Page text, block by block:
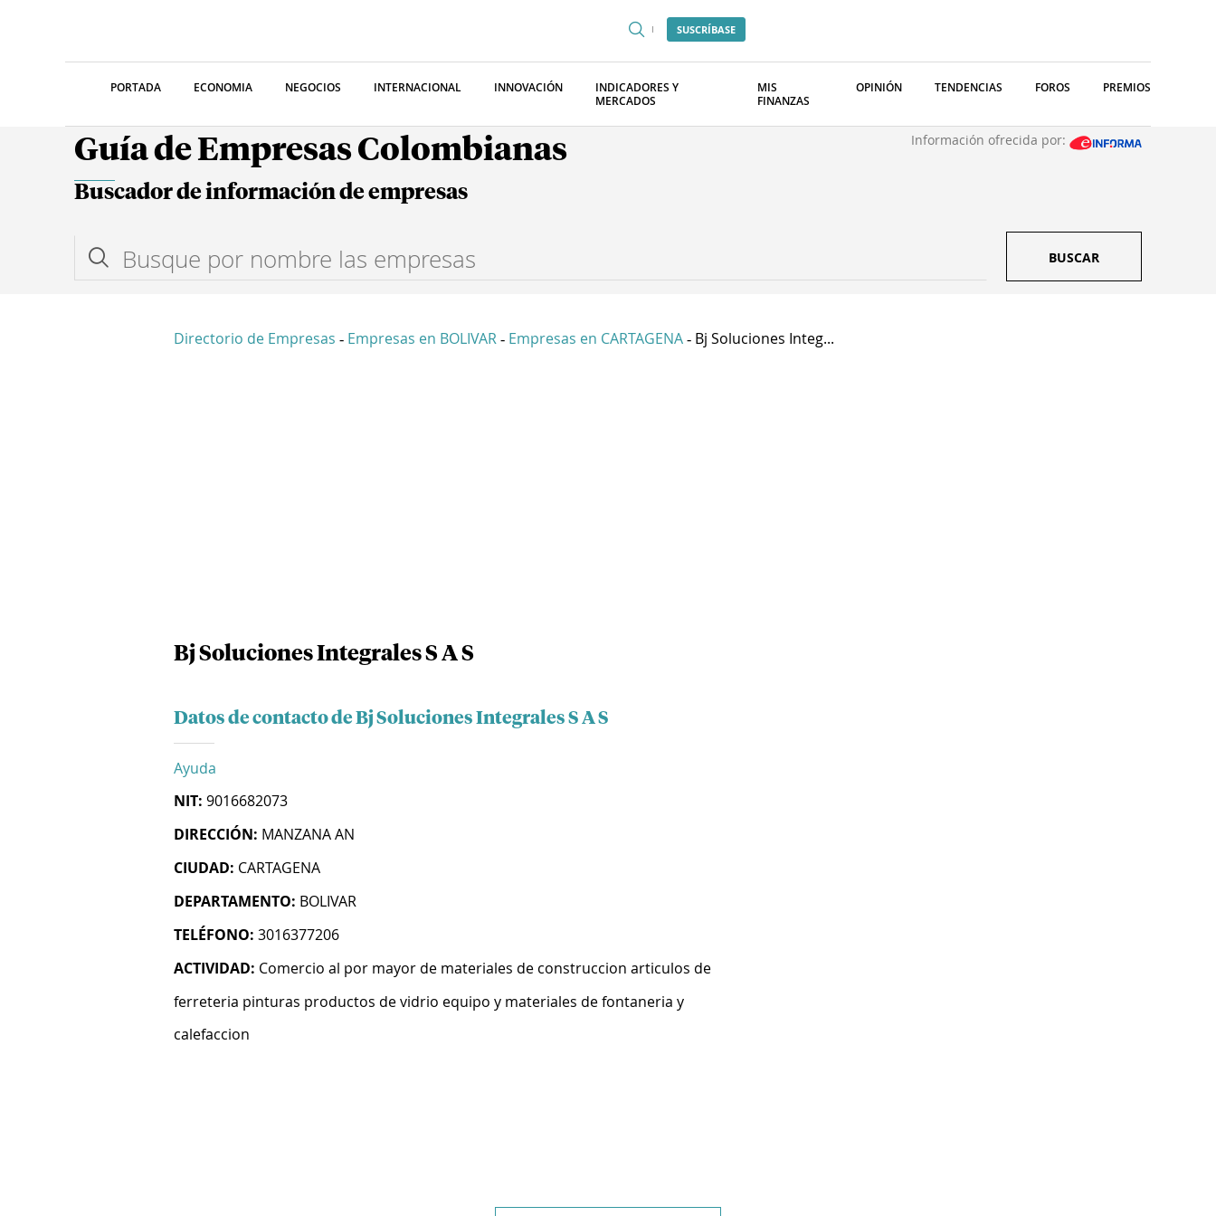
SUSCRÍBASE
PORTADA ECONOMIA NEGOCIOS INTERNACIONAL INNOVACIÓN
INDICADORES Y
MERCADOS
MIS
FINANZAS
OPINIÓN TENDENCIAS FOROS PREMIOS
Guía de Empresas Colombianas Información ofrecida por:
Buscador de información de empresas
BUSCAR
Directorio de Empresas - Empresas en BOLIVAR - Empresas en CARTAGENA - Bj Soluciones Integ...
Bj Soluciones Integrales S A S
Datos de contacto de Bj Soluciones Integrales S A S
Ayuda
NIT: 9016682073
DIRECCIÓN: MANZANA AN
CIUDAD: CARTAGENA
DEPARTAMENTO: BOLIVAR
TELÉFONO: 3016377206
ACTIVIDAD: Comercio al por mayor de materiales de construccion articulos de
ferreteria pinturas productos de vidrio equipo y materiales de fontaneria y
calefaccion